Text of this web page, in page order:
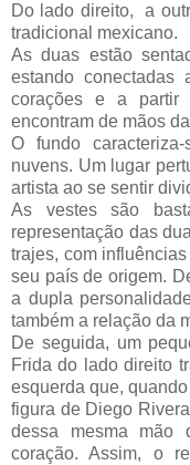
Do lado direito, a
tradicional mexicano.
As duas estão
estando
corações e a
encontram de mãos
O fundo
nuvens. Um lugar
artista ao se sentir
As vestes são
representação das
trajes, com
seu país de origem.
a dupla
também a relação da
De seguida, um
Frida do lado direito
esquerda que,
figura de Diego
dessa mesma
coração. Assim, o